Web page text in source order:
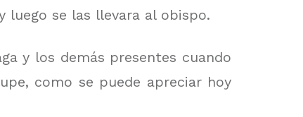
luego se las llevara al obispo.
y los demás presentes cuando
como se puede apreciar hoy